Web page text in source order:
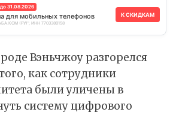
до 31.08.2026
для мобильных телефонов
(РУ)", ИНН 7703380158
К СКИДКАМ
Вэньчжоу разгорелся
как сотрудники
были уличены в
систему цифрового